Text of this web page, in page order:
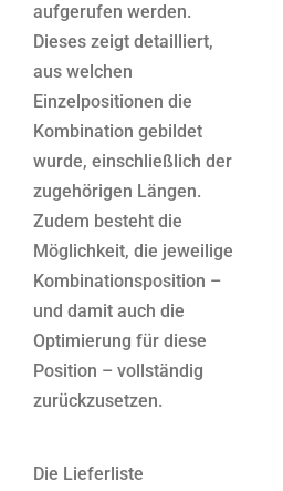
aufgerufen werden.
Dieses zeigt detailliert,
aus welchen
Einzelpositionen die
Kombination gebildet
wurde, einschließlich der
zugehörigen Längen.
Zudem besteht die
Möglichkeit, die jeweilige
Kombinationsposition –
und damit auch die
Optimierung für diese
Position – vollständig
zurückzusetzen.
Die Lieferliste